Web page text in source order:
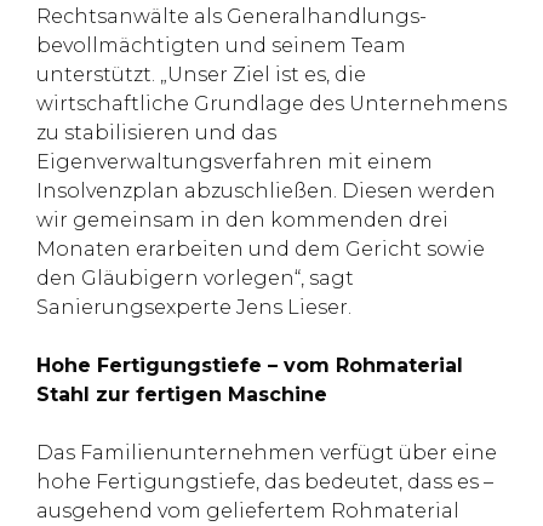
Rechtsanwälte als Generalhandlungs-
bevollmächtigten und seinem Team
unterstützt. „Unser Ziel ist es, die
wirtschaftliche Grundlage des Unternehmens
zu stabilisieren und das
Eigenverwaltungsverfahren mit einem
Insolvenzplan abzuschließen. Diesen werden
wir gemeinsam in den kommenden drei
Monaten erarbeiten und dem Gericht sowie
den Gläubigern vorlegen“, sagt
Sanierungsexperte Jens Lieser.
Hohe Fertigungstiefe – vom Rohmaterial
Stahl zur fertigen Maschine
Das Familienunternehmen verfügt über eine
hohe Fertigungstiefe, das bedeutet, dass es –
ausgehend vom geliefertem Rohmaterial